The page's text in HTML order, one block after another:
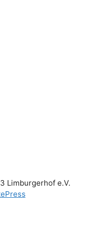
Limburgerhof e.V.